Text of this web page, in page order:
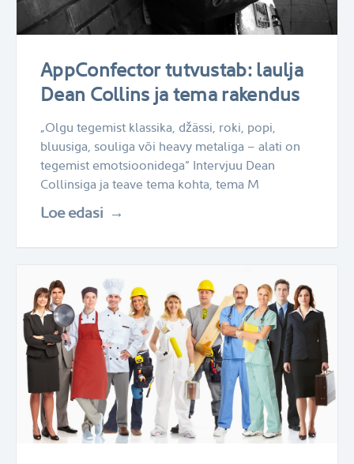
AppConfector tutvustab: laulja
Dean Collins ja tema rakendus
„Olgu tegemist klassika, džässi, roki, popi,
bluusiga, souliga või heavy metaliga – alati on
tegemist emotsioonidega“ Intervjuu Dean
Collinsiga ja teave tema kohta, tema M
Loe edasi